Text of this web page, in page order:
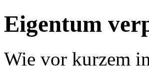
Eigentum
Wie vor kurzem